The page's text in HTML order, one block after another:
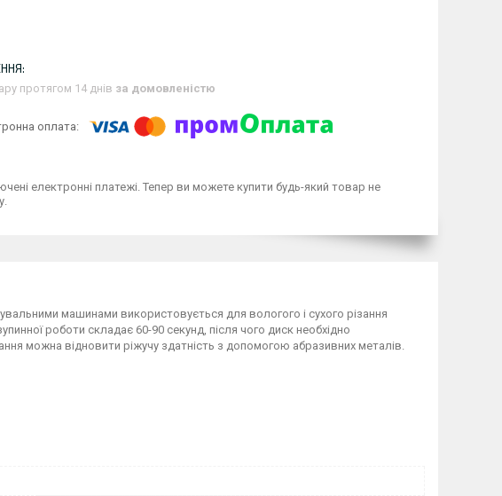
протягом 14 днів за домовленістю
електронні платежі. Тепер ви можете купити будь-який товар не
машинами використовується для вологого і сухого різання
роботи складає 60-90 секунд, після чого диск необхідно
можна відновити ріжучу здатність з допомогою абразивних металів.